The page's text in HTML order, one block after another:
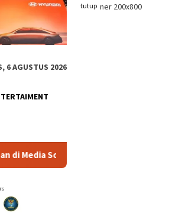
tutup
6 AGUSTUS 2026
Lewat Kasus Febrie, Polri Menyelamatkan